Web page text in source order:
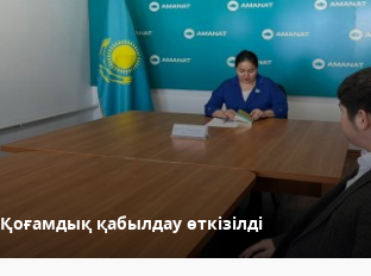
Қоғамдық қабылдау өткізілді